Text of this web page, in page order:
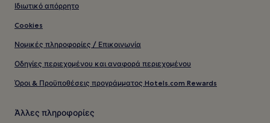
Ιδιωτικό απόρρητο
Cookies
Νομικές πληροφορίες / Επικοινωνία
Οδηγίες περιεχομένου και αναφορά περιεχομένου
Όροι & Προϋποθέσεις προγράμματος Hotels.com Rewards
Άλλες πληροφορίες